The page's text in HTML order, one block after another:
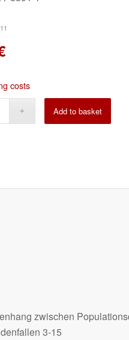
costs
Add to basket
zwischen
3-15